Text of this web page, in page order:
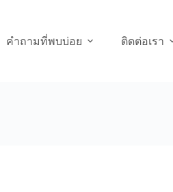
คำถามที่พบบ่อย ติดต่อเรา